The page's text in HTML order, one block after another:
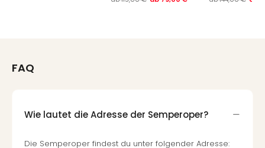
FAQ
Wie lautet die Adresse der Semperoper?
Die Semperoper findest du unter folgender Adresse: